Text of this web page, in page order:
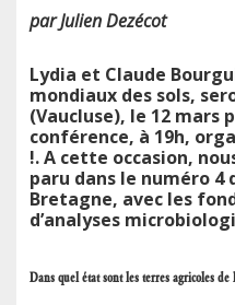
par Julien Dezécot
Lydia et Claude
mondiaux des sols,
(Vaucluse), le 12 mars
conférence, à 19h,
!. A cette occasion,
paru dans le numéro 4
Bretagne, avec les
d’analyses
Dans quel état sont les terres agricoles de